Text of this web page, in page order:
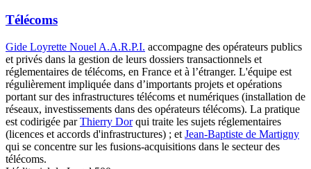
Télécoms
Gide Loyrette Nouel A.A.R.P.I. accompagne des opérateurs publics
et privés dans la gestion de leurs dossiers transactionnels et
réglementaires de télécoms, en France et à l’étranger. L'équipe est
régulièrement impliquée dans d’importants projets et opérations
portant sur des infrastructures télécoms et numériques (installation de
réseaux, investissements dans des opérateurs télécoms). La pratique
est codirigée parThierry Dorqui traite les sujets réglementaires
(licences et accords d'infrastructures) ; et Jean-Baptiste de Martigny
qui se concentre sur les fusions-acquisitions dans le secteur des
télécoms.